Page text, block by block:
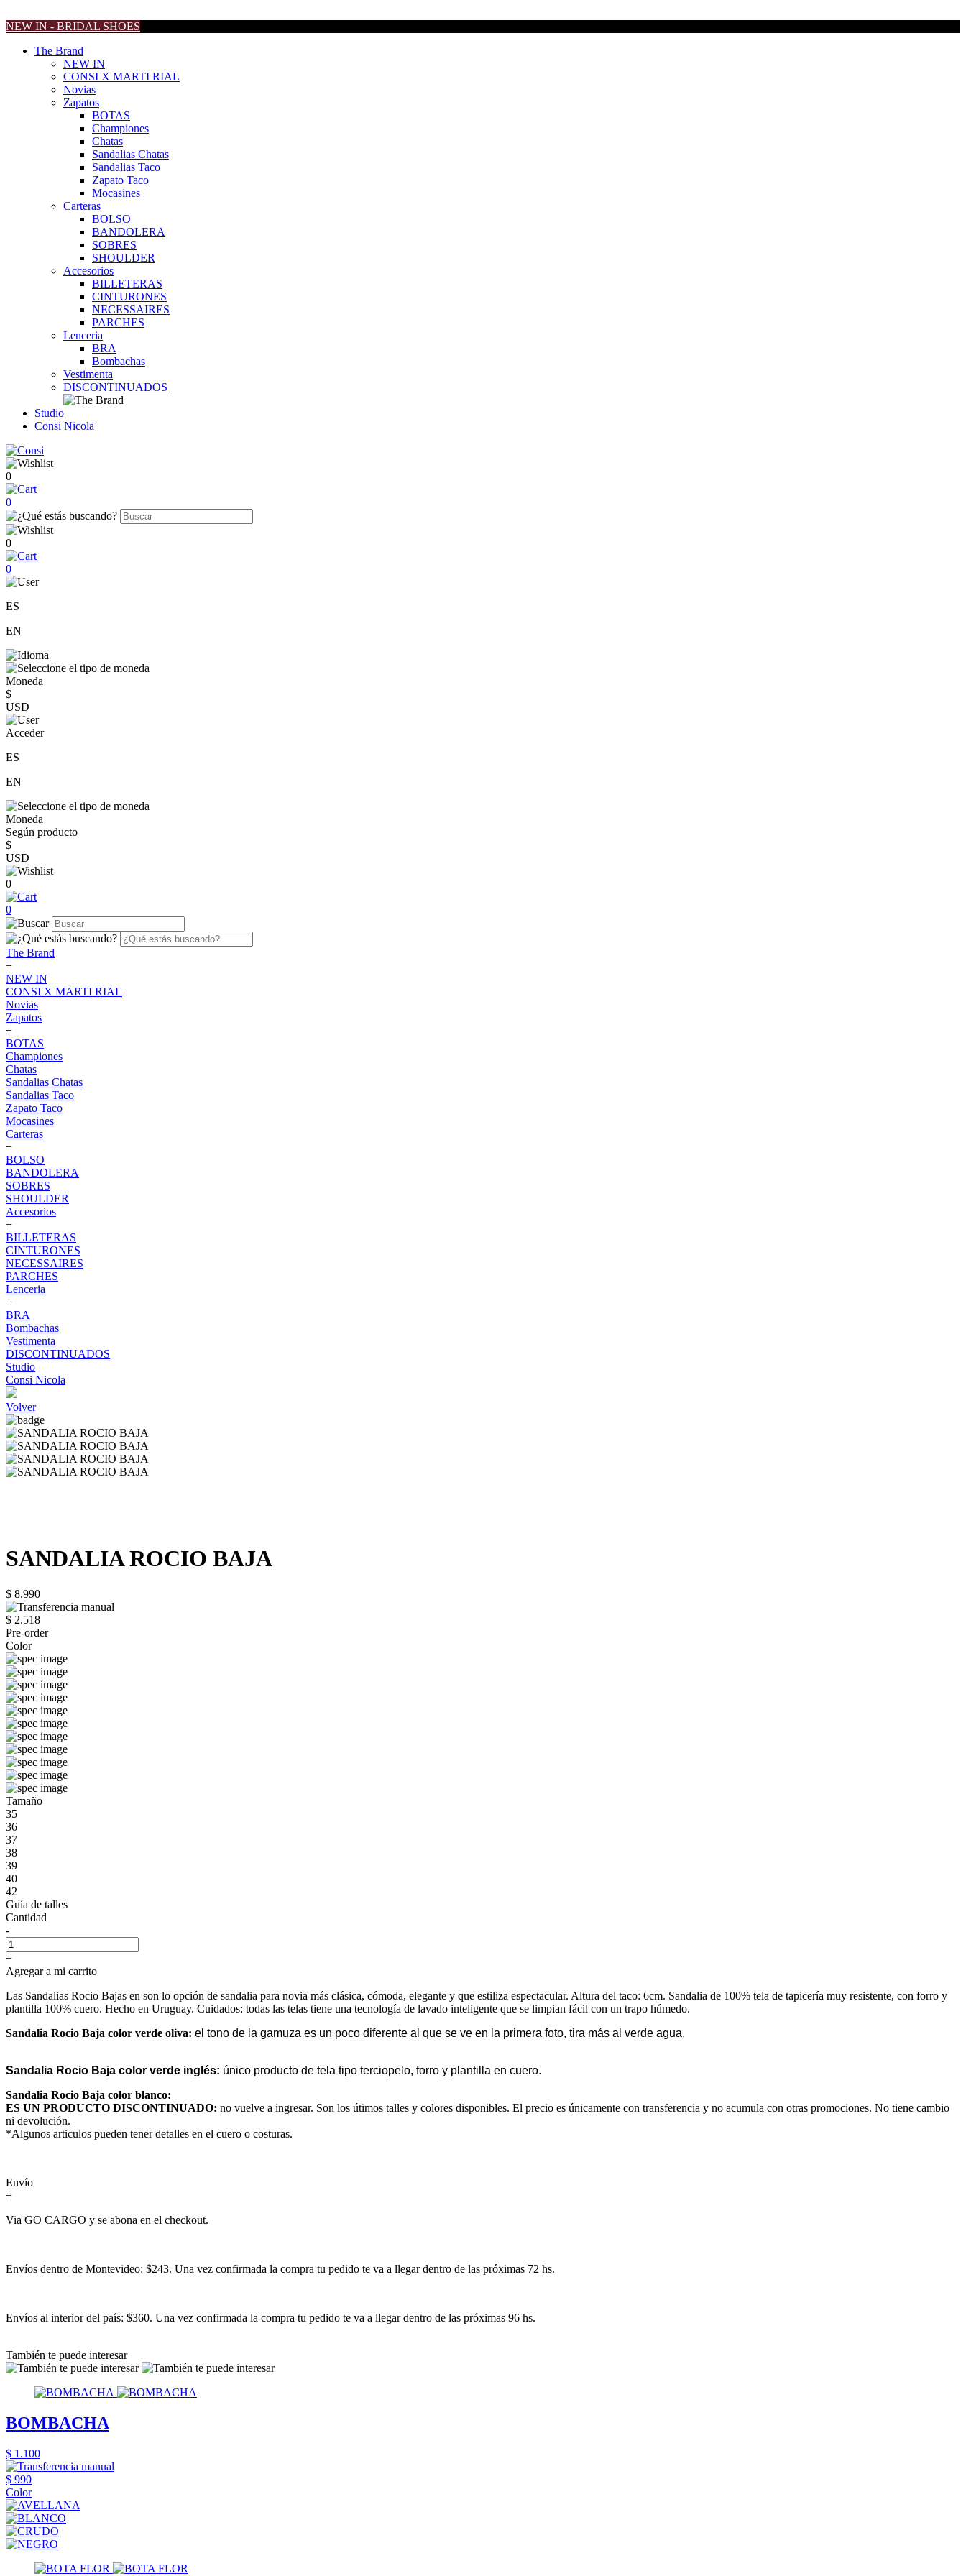
NEW IN - BRIDAL SHOES
The Brand
NEW IN
CONSI X MARTI RIAL
Novias
Zapatos
BOTAS
Championes
Chatas
Sandalias Chatas
Sandalias Taco
Zapato Taco
Mocasines
Carteras
BOLSO
BANDOLERA
SOBRES
SHOULDER
Accesorios
BILLETERAS
CINTURONES
NECESSAIRES
PARCHES
Lenceria
BRA
Bombachas
Vestimenta
DISCONTINUADOS
Studio
Consi Nicola
0
0
0
0
ES
EN
Moneda
$
USD
Acceder
ES
EN
Moneda
Según producto
$
USD
0
0
The Brand
+
NEW IN
CONSI X MARTI RIAL
Novias
Zapatos
+
BOTAS
Championes
Chatas
Sandalias Chatas
Sandalias Taco
Zapato Taco
Mocasines
Carteras
+
BOLSO
BANDOLERA
SOBRES
SHOULDER
Accesorios
+
BILLETERAS
CINTURONES
NECESSAIRES
PARCHES
Lenceria
+
BRA
Bombachas
Vestimenta
DISCONTINUADOS
Studio
Consi Nicola
Volver
SANDALIA ROCIO BAJA
$ 8.990
$ 2.518
Pre-order
Color
Tamaño
35
36
37
38
39
40
42
Guía de talles
Cantidad
-
+
Agregar a mi carrito
Las Sandalias Rocio Bajas en son lo opción de sandalia para novia más clásica, cómoda, elegante y que estiliza espectacular. Altura del taco: 6cm. Sandalia de 100% tela de tapicería muy resistente, con forro y
plantilla 100% cuero. Hecho en Uruguay. Cuidados: todas las telas tiene una tecnología de lavado inteligente que se limpian fácil con un trapo húmedo.
Sandalia Rocio Baja color verde oliva: el tono de la gamuza es un poco diferente al que se ve en la primera foto, tira más al verde agua.
Sandalia Rocio Baja color verde inglés: único producto de tela tipo terciopelo, forro y plantilla en cuero.
Sandalia Rocio Baja color blanco:
ES UN PRODUCTO DISCONTINUADO: no vuelve a ingresar. Son los útimos talles y colores disponibles. El precio es únicamente con transferencia y no acumula con otras promociones. No tiene cambio
ni devolución.
*Algunos articulos pueden tener detalles en el cuero o costuras.
Envío
+
Via GO CARGO y se abona en el checkout.
Envíos dentro de Montevideo: $243. Una vez confirmada la compra tu pedido te va a llegar dentro de las próximas 72 hs.
Envíos al interior del país: $360. Una vez confirmada la compra tu pedido te va a llegar dentro de las próximas 96 hs.
También te puede interesar
BOMBACHA
$ 1.100
$ 990
Color